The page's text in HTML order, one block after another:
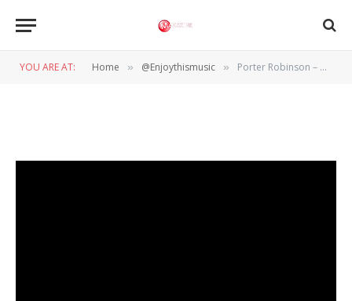
YOU ARE AT: Home » @Enjoythismusic » Porter Robinson – Get your Wish
Porter Robinson – Get your